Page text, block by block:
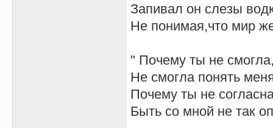
Запивал он слезы
Не понимая,что мир
" Почему ты не
Не смогла понять
Почему ты не
Быть со мной не так